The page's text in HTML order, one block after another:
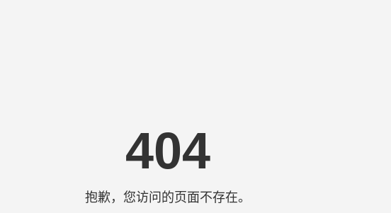
404
抱歉，您访问的页面不存在。